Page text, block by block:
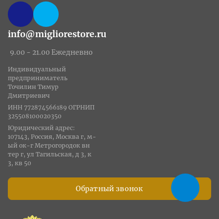
info@migliorestore.ru
9.00 - 21.00 Ежедневно
Обратный звонок
Индивидуальный
предприниматель
Точилин Тимур
Дмитриевич
ИНН 772874566189 ОГРНИП
325508100020350
Юридический адрес:
107143, Россия, Москва г, м-
ый ок-г Метрогородок вн
тер г, ул Тагильская, д 3, к
3, кв 50